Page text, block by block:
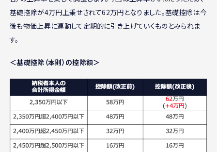
基礎控除が4万円上乗せされて62万円となりました。基礎控除は今
後も物価上昇に連動して定期的に引き上げていくものとみられま
す。
＜基礎控除（本則）の控除額＞